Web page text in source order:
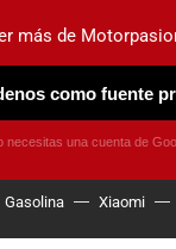
ELÉCTRICOS
Gasolina Xiaomi
más de
como fuente
necesitas una cuenta de